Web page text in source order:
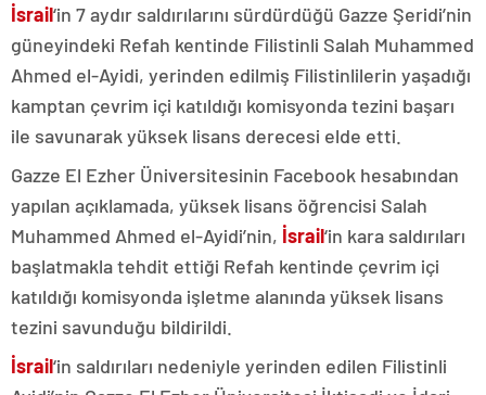
İsrail‘in 7 aydır saldırılarını sürdürdüğü Gazze Şeridi’nin
güneyindeki Refah kentinde Filistinli Salah Muhammed
Ahmed el-Ayidi, yerinden edilmiş Filistinlilerin yaşadığı
kamptan çevrim içi katıldığı komisyonda tezini başarı
ile savunarak yüksek lisans derecesi elde etti.
Gazze El Ezher Üniversitesinin Facebook hesabından
yapılan açıklamada, yüksek lisans öğrencisi Salah
Muhammed Ahmed el-Ayidi’nin, İsrail‘in kara saldırıları
başlatmakla tehdit ettiği Refah kentinde çevrim içi
katıldığı komisyonda işletme alanında yüksek lisans
tezini savunduğu bildirildi.
İsrail‘in saldırıları nedeniyle yerinden edilen Filistinli